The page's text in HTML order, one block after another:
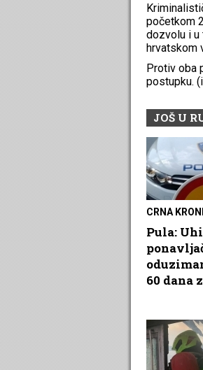
početkom
dozvolu i u
hrvatskom
Protiv oba
postupku.
JOŠ U
CRNA
Pula:
60 dana